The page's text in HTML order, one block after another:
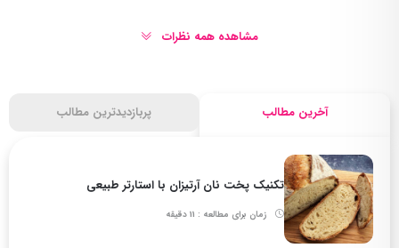
آخرین مطالب پربازدیدترین مطالب
تکنیک پخت نان آرتیزان با استارتر طبیعی
زمان برای مطالعه : 11 دقیقه
مشاهده همه نظرات